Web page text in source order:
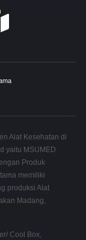
Alat Kesehatan di
yaitu MSUMED
Produk
memiliki
produksi Alat
Madang,
Cool Box,